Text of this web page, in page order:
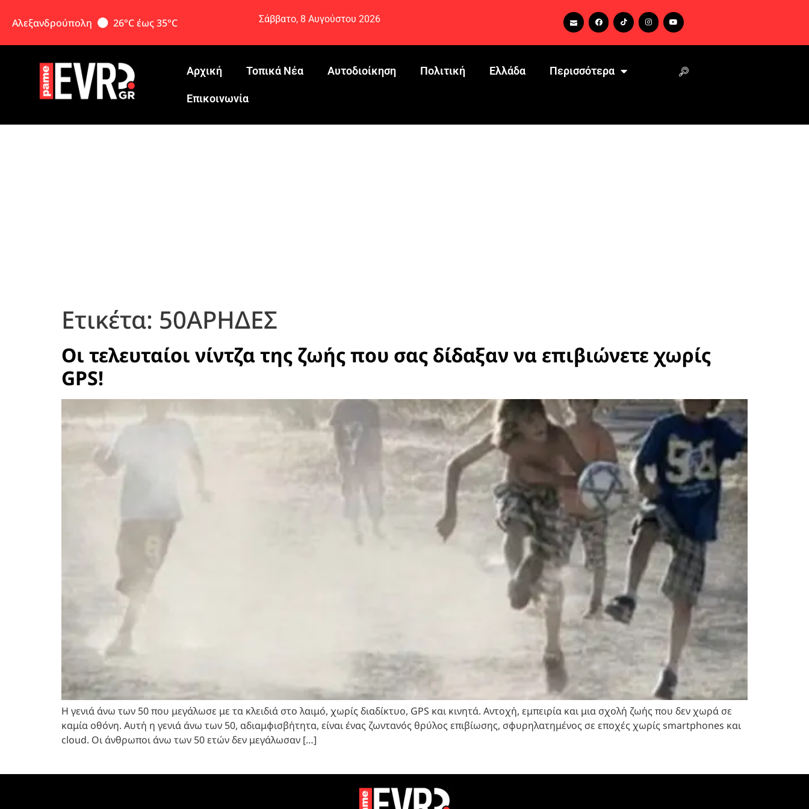
Αλεξανδρούπολη 26°C έως 35°C Σάββατο, 8 Αυγούστου 2026
Αρχική Τοπικά Νέα Αυτοδιοίκηση Πολιτική Ελλάδα Περισσότερα
Eπικοινωνία
Ετικέτα: 50ΑΡΗΔΕΣ
Οι τελευταίοι νίντζα της ζωής που σας δίδαξαν να επιβιώνετε χωρίς
GPS!
Η γενιά άνω των 50 που μεγάλωσε με τα κλειδιά στο λαιμό, χωρίς διαδίκτυο, GPS και κινητά. Αντοχή, εμπειρία και μια σχολή ζωής που δεν χωρά σε
καμία οθόνη. Αυτή η γενιά άνω των 50, αδιαμφισβήτητα, είναι ένας ζωντανός θρύλος επιβίωσης, σφυρηλατημένος σε εποχές χωρίς smartphones και
cloud. Οι άνθρωποι άνω των 50 ετών δεν μεγάλωσαν […]